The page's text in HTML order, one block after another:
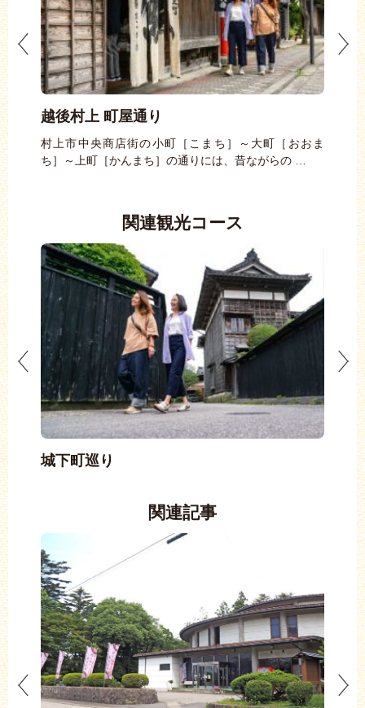
記
越後村上 町屋通り
村上市中央商店街の小町［こまち］～大町［おおま
ち］～上町［かんまち］の通りには、昔ながらの …
し
筥
筥
関連観光コース
城下町巡り
関連記事